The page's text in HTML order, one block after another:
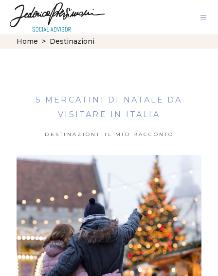
Home > Destinazioni
5 MERCATINI DI NATALE DA
VISITARE IN ITALIA
DESTINAZIONI IL MIO RACCONTO